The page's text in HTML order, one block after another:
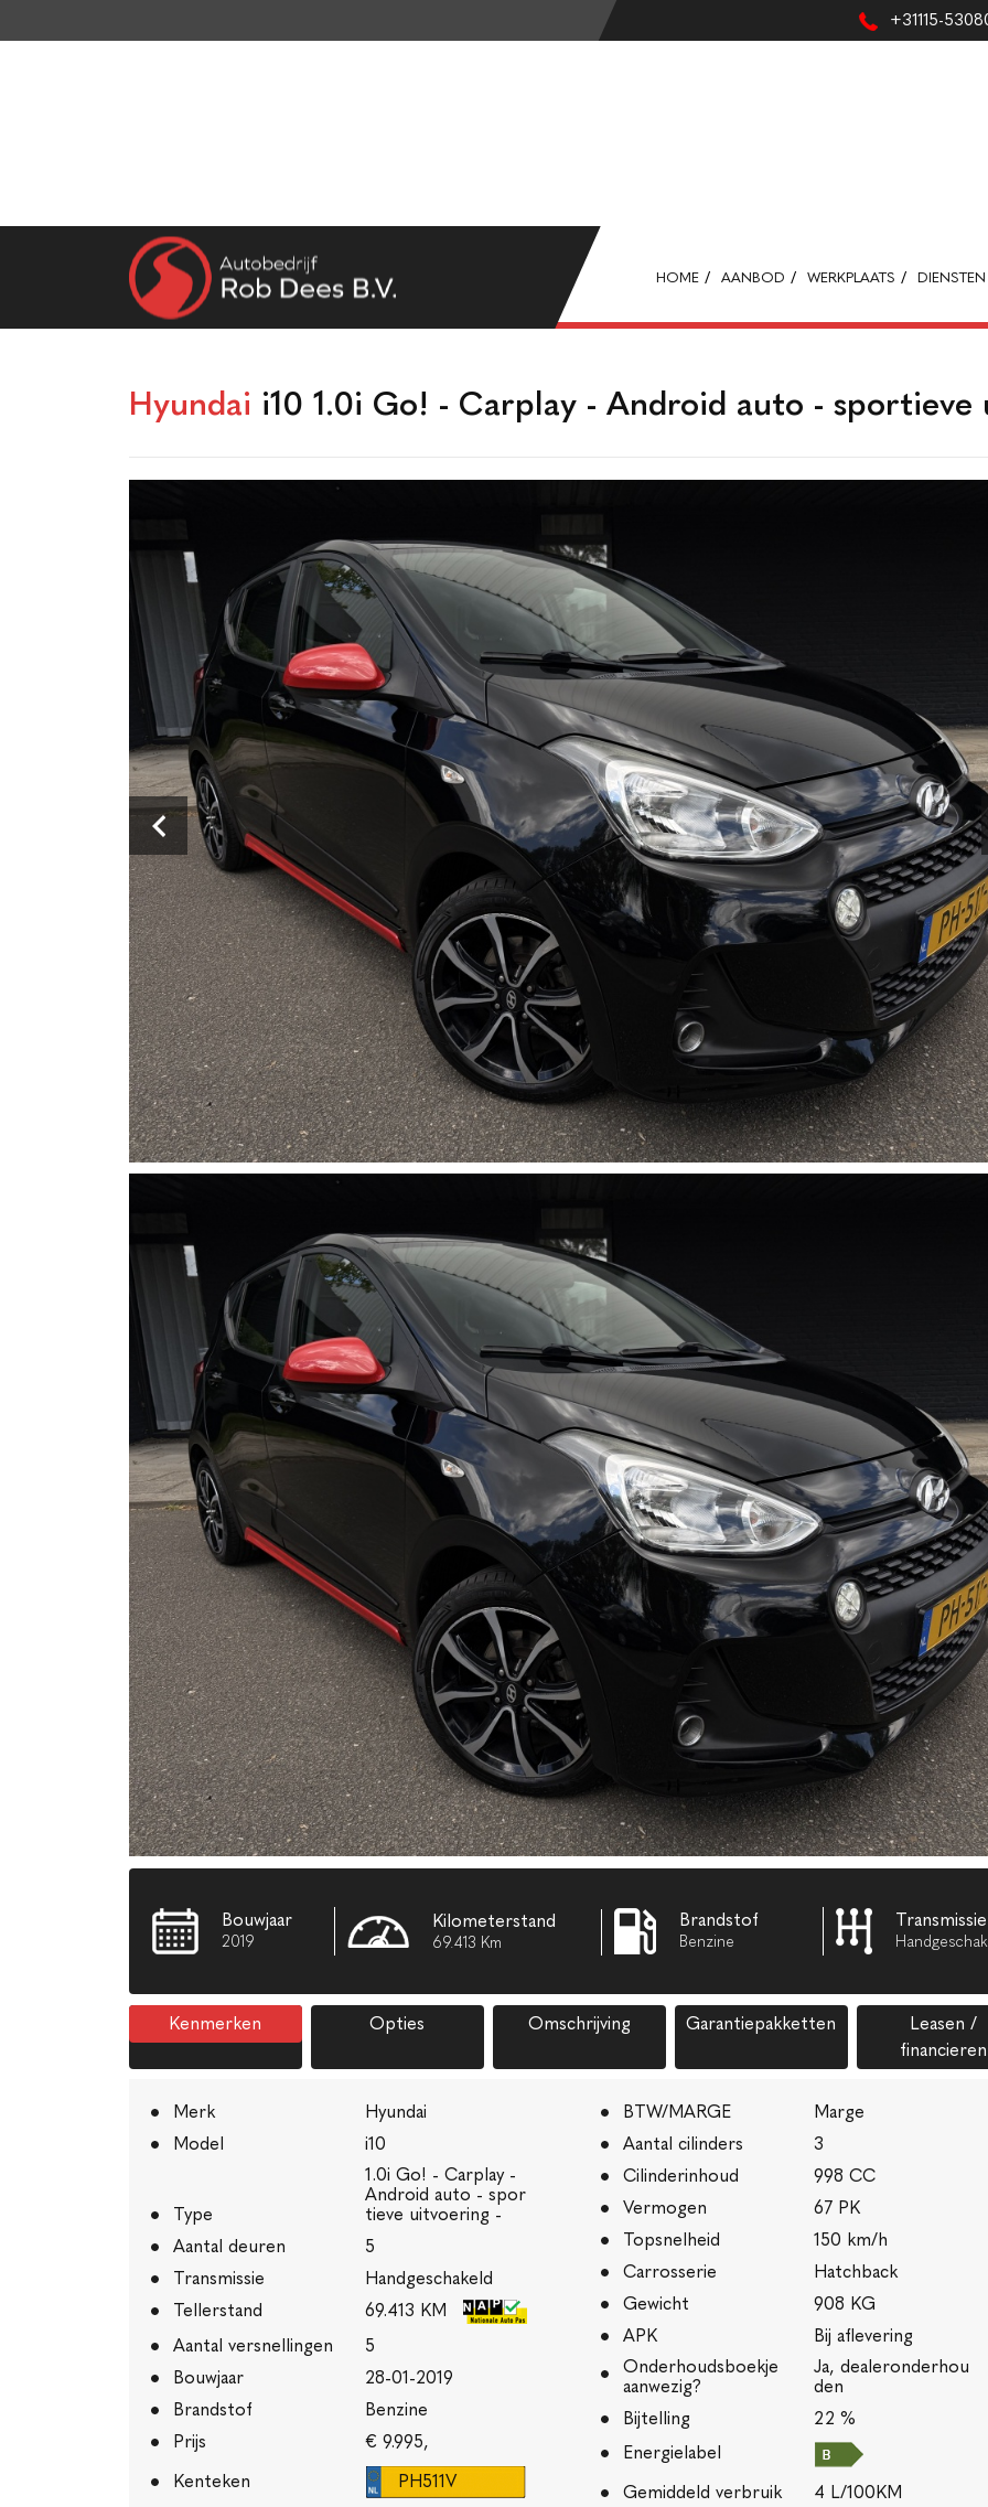
+31115-
HOME AANBOD WERKPLAATS DIENSTEN
Hyundai i10 1.0i Go! - Carplay - Android auto - sportieve
Bouwjaar
2019
Kilometerstand
69.413 Km
Brandstof
Benzine
Transmissie
Kenmerken Opties Omschrijving Garantiepakketten
Leasen /
financieren
Merk
Hyundai
Model
i10
Type
1.0i Go! - Carplay -
Android auto - spor
tieve uitvoering -
Aantal deuren
5
Transmissie
Handgeschakeld
Tellerstand
69.413 KM
Aantal versnellingen
5
Bouwjaar
28-01-2019
Brandstof
Benzine
Prijs
€ 9.995,
Kenteken
PH511V
BTW/MARGE
Marge
Aantal cilinders
3
Cilinderinhoud
998 CC
Vermogen
67 PK
Topsnelheid
150 km/h
Carrosserie
Hatchback
Gewicht
908 KG
APK
Bij aflevering
Onderhoudsboekje
aanwezig?
Ja, dealeronderhou
den
Bijtelling
22 %
Energielabel
Gemiddeld verbruik
4 L/100KM